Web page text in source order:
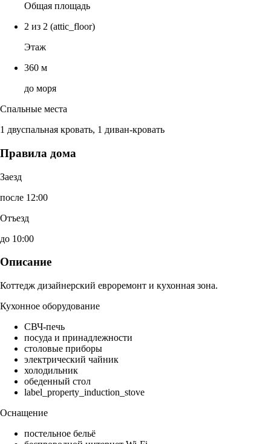
Общая площадь
2 из 2 (attic_floor)
Этаж
360 м
до моря
Спальные места
1 двуспальная кровать, 1 диван-кровать
Правила дома
Заезд
после 12:00
Отъезд
до 10:00
Описание
Коттедж дизайнерский евроремонт и кухонная зона.
Кухонное оборудование
СВЧ-печь
посуда и принадлежности
столовые приборы
электрический чайник
холодильник
обеденный стол
label_property_induction_stove
Оснащение
постельное бельё